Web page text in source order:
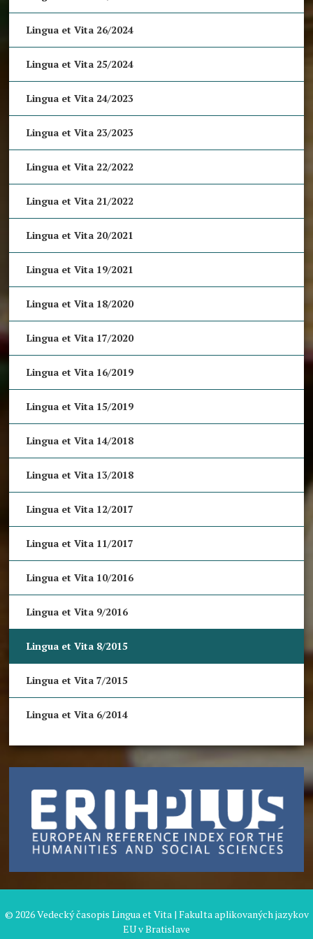
Lingua et Vita 26/2024
Lingua et Vita 25/2024
Lingua et Vita 24/2023
Lingua et Vita 23/2023
Lingua et Vita 22/2022
Lingua et Vita 21/2022
Lingua et Vita 20/2021
Lingua et Vita 19/2021
Lingua et Vita 18/2020
Lingua et Vita 17/2020
Lingua et Vita 16/2019
Lingua et Vita 15/2019
Lingua et Vita 14/2018
Lingua et Vita 13/2018
Lingua et Vita 12/2017
Lingua et Vita 11/2017
Lingua et Vita 10/2016
Lingua et Vita 9/2016
Lingua et Vita 8/2015
Lingua et Vita 7/2015
Lingua et Vita 6/2014
© 2026 Vedecký časopis Lingua et Vita | Fakulta aplikovaných jazykov
EU v Bratislave